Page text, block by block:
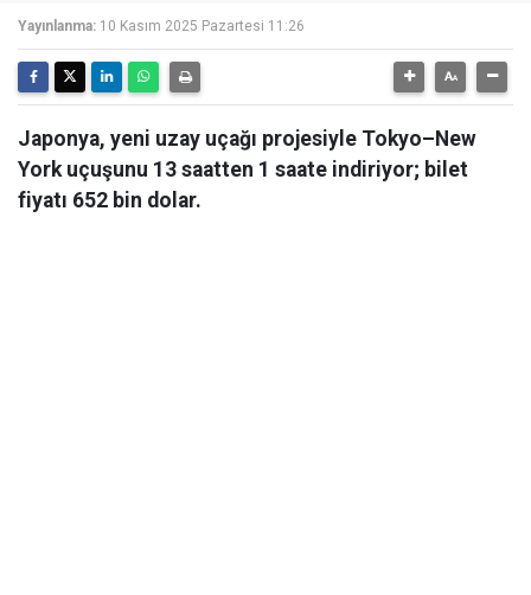
Yayınlanma: 10 Kasım 2025 Pazartesi 11:26
Japonya, yeni uzay uçağı projesiyle Tokyo–New
York uçuşunu 13 saatten 1 saate indiriyor; bilet
fiyatı 652 bin dolar.